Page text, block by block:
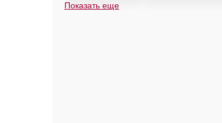
Показать еще